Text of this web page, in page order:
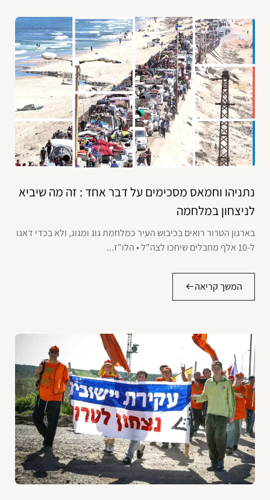
נתניהו וחמאס מסכימים על דבר אחד : זה מה שיביא
לניצחון במלחמה
בארגון הטרור רואים בכיבוש העיר כמלחמת גוג ומגוג, ולא בכדי דאגו
ל-10 אלף מחבלים שיחכו לצה"ל • הלו"ז...
המשך קריאה